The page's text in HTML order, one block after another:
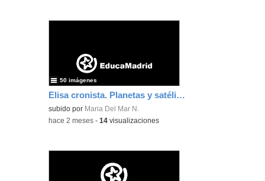
Elisa cronista. Planetas y satélites
subido por Maria Del Mar N.
50 imágenes
-hace 2 meses -14 visualizaciones